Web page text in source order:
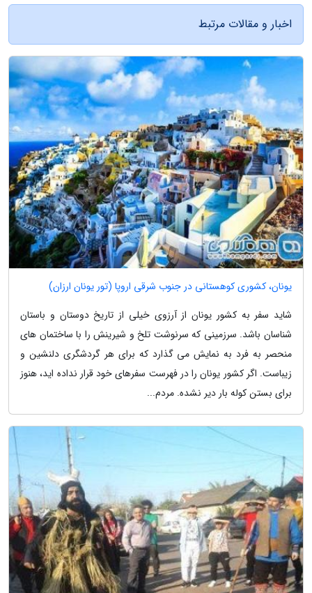
اخبار و مقالات مرتبط
یونان، کشوری کوهستانی در جنوب شرقی اروپا (تور یونان ارزان)
شاید سفر به کشور یونان از آرزوی خیلی از تاریخ دوستان و باستان
شناسان باشد. سرزمینی که سرنوشت تلخ و شیرینش را با ساختمان های
منحصر به فرد به نمایش می گذارد که برای هر گردشگری دلنشین و
زیباست. اگر کشور یونان را در فهرست سفرهای خود قرار نداده اید، هنوز
برای بستن کوله بار دیر نشده. مردم...